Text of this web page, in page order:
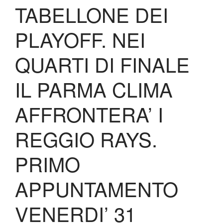
TABELLONE DEI
PLAYOFF. NEI
QUARTI DI FINALE
IL PARMA CLIMA
AFFRONTERA’ I
REGGIO RAYS.
PRIMO
APPUNTAMENTO
VENERDI’ 31